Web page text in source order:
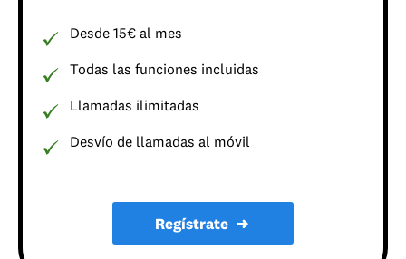
Desde 15€ al mes
Todas las funciones incluidas
Llamadas ilimitadas
Desvío de llamadas al móvil
➜